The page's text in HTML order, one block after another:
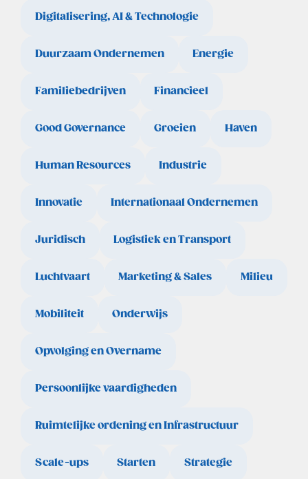
Digitalisering, AI & Technologie
Duurzaam Ondernemen Energie
Familiebedrijven Financieel
Good Governance Groeien Haven
Human Resources Industrie
Innovatie Internationaal Ondernemen
Juridisch Logistiek en Transport
Luchtvaart Marketing & Sales Milieu
Mobiliteit Onderwijs
Opvolging en Overname
Persoonlijke vaardigheden
Ruimtelijke ordening en Infrastructuur
Scale-ups Starten Strategie